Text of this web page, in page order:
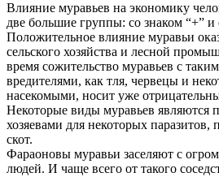
Влияние муравьев на экономику
две большие группы: со знаком “+” и
Положительное влияние муравьи
сельского хозяйства и лесной
время сожительство муравьев с
вредителями, как тля, червецы и
насекомыми, носит уже
Некоторые виды муравьев являются
хозяевами для некоторых
скот.
Фараоновы муравьи заселяют с
людей. И чаще всего от такого